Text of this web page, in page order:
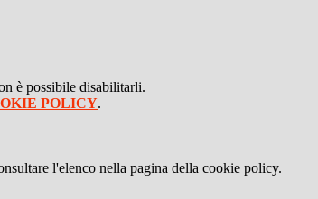
è possibile disabilitarli.
POLICY.
l'elenco nella pagina della cookie policy.